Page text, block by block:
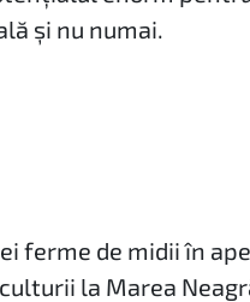
și nu numai.
ferme de midii în
la Marea